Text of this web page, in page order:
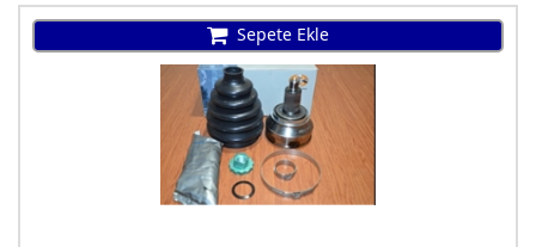
Sepete Ekle